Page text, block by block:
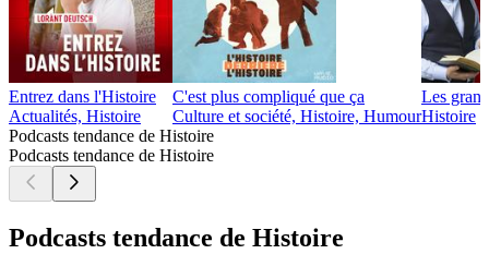
Entrez dans l'Histoire
Actualités, Histoire
C'est plus compliqué que ça
Culture et société, Histoire, Humour
Les
Histoire
Podcasts tendance de Histoire
Podcasts tendance de Histoire
Podcasts tendance de Histoire